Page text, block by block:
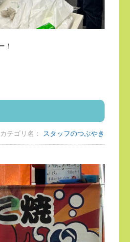
！
カテゴリ名： スタッフのつぶやき